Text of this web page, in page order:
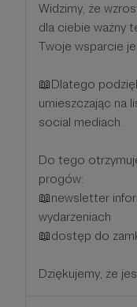
Widzimy, że
dla ciebie ważny
Twoje wsparcie
📖Dlatego
umieszczając na
social mediach.
Do tego
progów:
📖newsletter
wydarzeniach
📖dostęp do
Dziękujemy, że